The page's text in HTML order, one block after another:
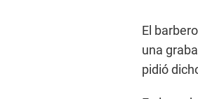
El
una
pidió